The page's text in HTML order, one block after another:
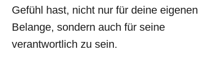
Gefühl hast, nicht nur für deine eigenen
Belange, sondern auch für seine
verantwortlich zu sein.